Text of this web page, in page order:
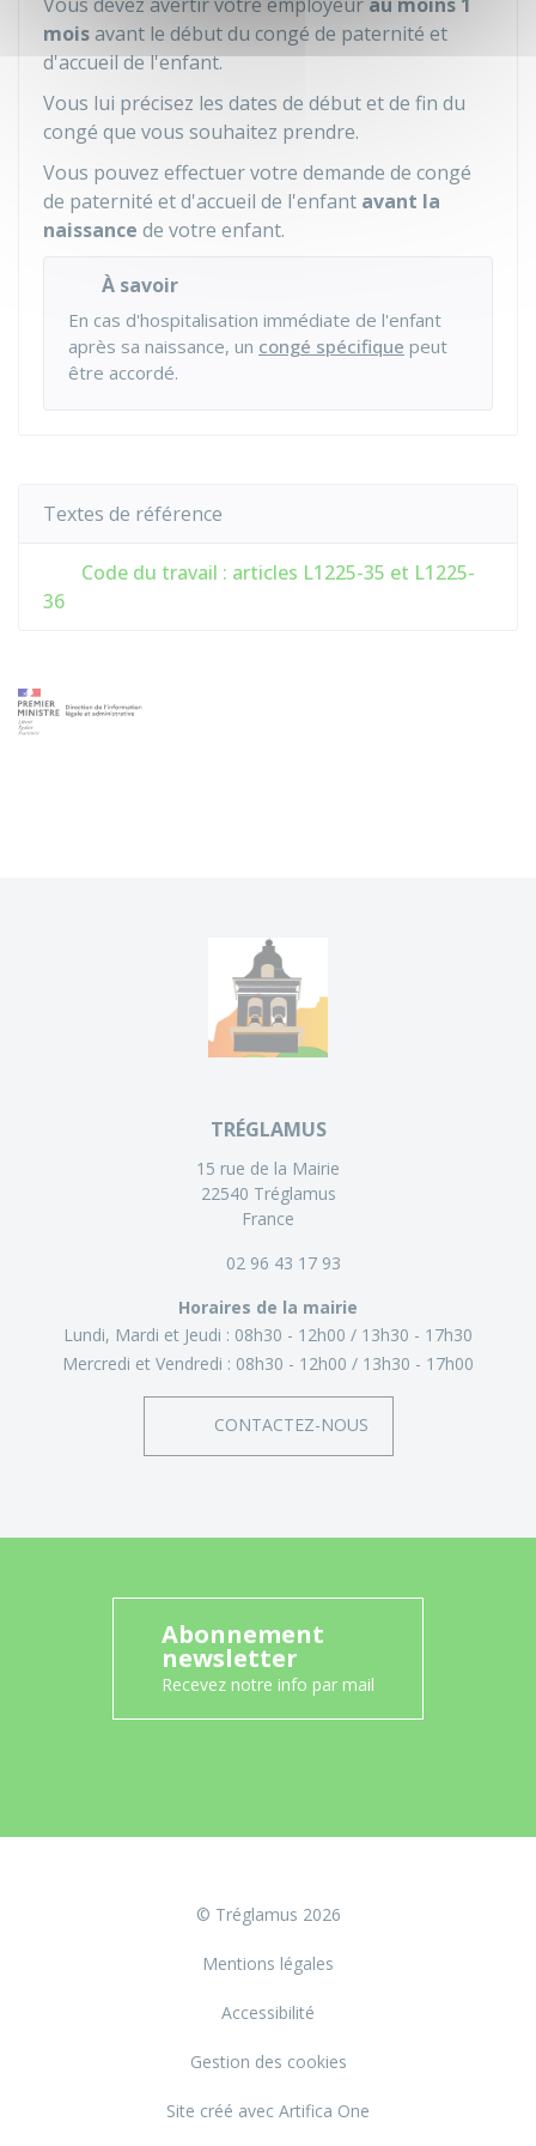
moisavant le début du congé de paternité et
d'accueil de l'enfant.
Vous lui précisez les dates de début et de fin du
congé que vous souhaitez prendre.
Vous pouvez effectuer votre demande de congé
de paternité et d'accueil de l'enfant avant la
naissance de votre enfant.
À savoir
En cas d'hospitalisation immédiate de l'enfant
après sa naissance, un congé spécifique peut
être accordé.
Textes de référence
Code du travail : articles L1225-35 et L1225-
36
TRÉGLAMUS
15 rue de la Mairie
22540 Tréglamus
France
02 96 43 17 93
Horaires de la mairie
Lundi, Mardi et Jeudi : 08h30 - 12h00
13h30 - 17h30
Mercredi et Vendredi : 08h30 - 12h00 13h30 - 17h00
CONTACTEZ-NOUS
Abonnement
newsletter
Recevez notre info par mail
© Tréglamus 2026
Mentions légales
Accessibilité
Gestion des cookies
Site créé avec Artifica One